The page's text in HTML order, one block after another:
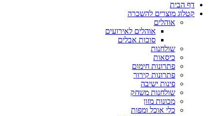
דף הבית
קטלוג מוצרים להשכרה
אוהלים
אוהלים לאירועים
סוכות אבלים
שולחנות
כיסאות
פתרונות חימום
פתרונות קירור
פינות ישיבה
שולחנות משחק
מכונות מזון
כלי אוכל ומפות